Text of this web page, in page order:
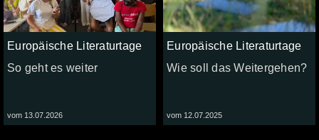
Europäische Literaturtage
So geht es weiter
vom 13.07.2026
Europäische Literaturtage
Wie soll das Weitergehen?
vom 12.07.2025